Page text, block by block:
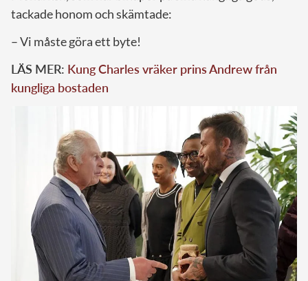
tackade honom och skämtade:
– Vi måste göra ett byte!
LÄS MER: Kung Charles vräker prins Andrew från
kungliga bostaden